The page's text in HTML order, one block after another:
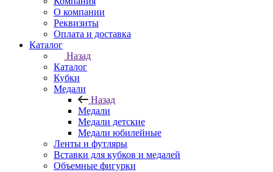
О компании
Реквизиты
Оплата и доставка
Каталог
Назад
Каталог
Кубки
Медали
Назад
Медали
Медали детские
Медали юбилейные
Ленты и футляры
Вставки для кубков и медалей
Объемные фигурки